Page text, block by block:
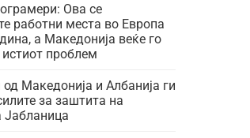
Ова се
работни места во Европа
а Македонија веќе го
проблем
од Македонија и Албанија ги
за заштита на
Јабланица